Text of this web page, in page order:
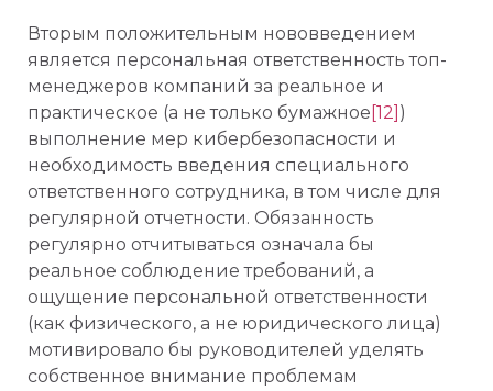
Вторым положительным нововведением
является персональная ответственность топ-
менеджеров компаний за реальное и
практическое (а не только бумажное [12] )
выполнение мер кибербезопасности и
необходимость введения специального
ответственного сотрудника, в том числе для
регулярной отчетности. Обязанность
регулярно отчитываться означала бы
реальное соблюдение требований, а
ощущение персональной ответственности
(как физического, а не юридического лица)
мотивировало бы руководителей уделять
собственное внимание проблемам